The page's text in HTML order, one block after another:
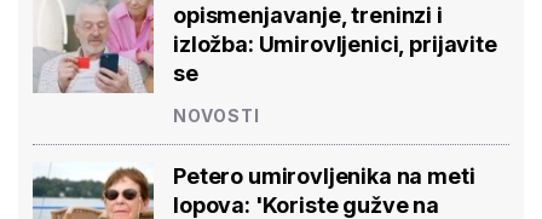
opismenjavanje, treninzi i
izložba: Umirovljenici, prijavite
se
NOVOSTI
Petero umirovljenika na meti
lopova: 'Koriste gužve na